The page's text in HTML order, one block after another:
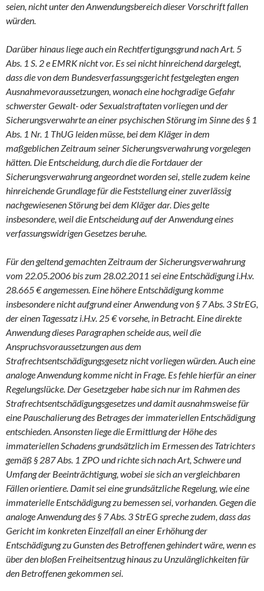
seien, nicht unter den Anwendungsbereich dieser Vorschrift fallen
würden.
Darüber hinaus liege auch ein Rechtfertigungsgrund nach Art. 5
Abs. 1 S. 2 e EMRK nicht vor. Es sei nicht hinreichend dargelegt,
dass die von dem Bundesverfassungsgericht festgelegten engen
Ausnahmevoraussetzungen, wonach eine hochgradige Gefahr
schwerster Gewalt- oder Sexualstraftaten vorliegen und der
Sicherungsverwahrte an einer psychischen Störung im Sinne des § 1
Abs. 1 Nr. 1 ThUG leiden müsse, bei dem Kläger in dem
maßgeblichen Zeitraum seiner Sicherungsverwahrung vorgelegen
hätten. Die Entscheidung, durch die die Fortdauer der
Sicherungsverwahrung angeordnet worden sei, stelle zudem keine
hinreichende Grundlage für die Feststellung einer zuverlässig
nachgewiesenen Störung bei dem Kläger dar. Dies gelte
insbesondere, weil die Entscheidung auf der Anwendung eines
verfassungswidrigen Gesetzes beruhe.
Für den geltend gemachten Zeitraum der Sicherungsverwahrung
vom 22.05.2006 bis zum 28.02.2011 sei eine Entschädigung i.H.v.
28.665 € angemessen. Eine höhere Entschädigung komme
insbesondere nicht aufgrund einer Anwendung von § 7 Abs. 3 StrEG,
der einen Tagessatz i.H.v. 25 € vorsehe, in Betracht. Eine direkte
Anwendung dieses Paragraphen scheide aus, weil die
Anspruchsvoraussetzungen aus dem
Strafrechtsentschädigungsgesetz nicht vorliegen würden. Auch eine
analoge Anwendung komme nicht in Frage. Es fehle hierfür an einer
Regelungslücke. Der Gesetzgeber habe sich nur im Rahmen des
Strafrechtsentschädigungsgesetzes und damit ausnahmsweise für
eine Pauschalierung des Betrages der immateriellen Entschädigung
entschieden. Ansonsten liege die Ermittlung der Höhe des
immateriellen Schadens grundsätzlich im Ermessen des Tatrichters
gemäß § 287 Abs. 1 ZPO und richte sich nach Art, Schwere und
Umfang der Beeinträchtigung, wobei sie sich an vergleichbaren
Fällen orientiere. Damit sei eine grundsätzliche Regelung, wie eine
immaterielle Entschädigung zu bemessen sei, vorhanden. Gegen die
analoge Anwendung des § 7 Abs. 3 StrEG spreche zudem, dass das
Gericht im konkreten Einzelfall an einer Erhöhung der
Entschädigung zu Gunsten des Betroffenen gehindert wäre, wenn es
über den bloßen Freiheitsentzug hinaus zu Unzulänglichkeiten für
den Betroffenen gekommen sei.